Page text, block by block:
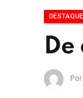
DESTAQUE
Por